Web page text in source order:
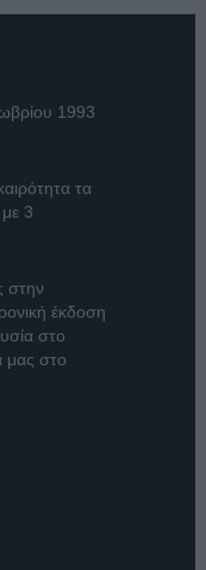
1993
τα
3
στην
έκδοση
στο
μας στο